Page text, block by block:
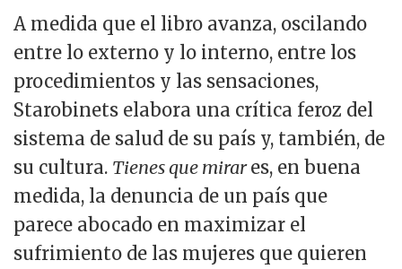
A medida que el libro avanza, oscilando
entre lo externo y lo interno, entre los
procedimientos y las sensaciones,
Starobinets elabora una crítica feroz del
sistema de salud de su país y, también, de
su cultura. Tienes que mirares, en buena
medida, la denuncia de un país que
parece abocado en maximizar el
sufrimiento de las mujeres que quieren